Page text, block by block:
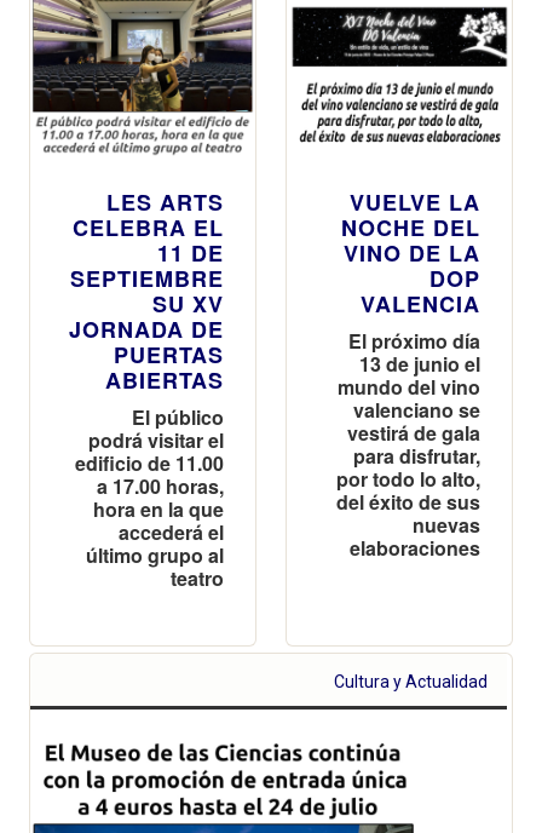
LES ARTS
CELEBRA EL
11 DE
SEPTIEMBRE
SU XV
JORNADA DE
PUERTAS
ABIERTAS
El público
podrá visitar el
edificio de 11.00
a 17.00 horas,
hora en la que
accederá el
último grupo al
teatro
VUELVE LA
NOCHE DEL
VINO DE LA
DOP
VALENCIA
El próximo día
13 de junio el
mundo del vino
valenciano se
vestirá de gala
para disfrutar,
por todo lo alto,
del éxito de sus
nuevas
elaboraciones
Cultura y Actualidad